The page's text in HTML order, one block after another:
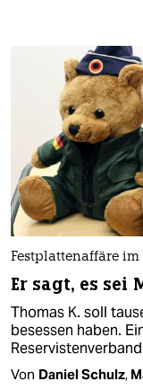
Festplattenaffäre im
Er sagt, es sei
Thomas K. soll
besessen haben.
Von Daniel Schulz,